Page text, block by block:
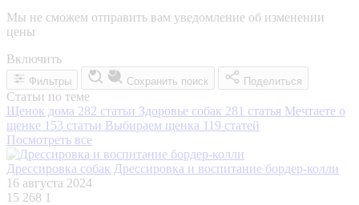
Мы не сможем отправить вам уведомление об изменении
цены
Включить
Фильтры Сохранить поиск Поделиться
Статьи по теме
Щенок дома 282 статьи Здоровье собак 281 статья Мечтаете о
щенке 153 статьи Выбираем щенка 119 статей
Посмотреть все
Дрессировка собак Дрессировка и воспитание бордер-колли
16 августа 2024
15 268 1